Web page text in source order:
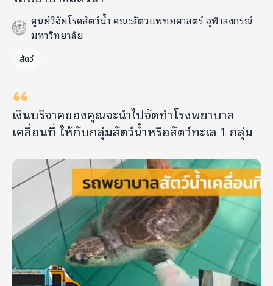
ศูนย์วิจัยโรคสัตว์น้ำ คณะสัตวแพทยศาสตร์ จุฬาลงกรณ์
มหาวิทยาลัย
สัตว์
เงินบริจาคของคุณจะนำไปจัดทำโรงพยาบาล
เคลื่อนที่ ให้กับกลุ่มสัตว์น้ำหรือสัตว์ทะเล 1 กลุ่ม